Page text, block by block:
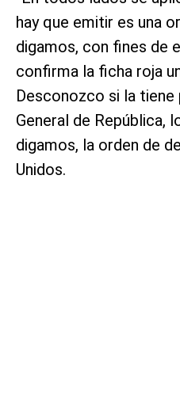
hay que emitir es una
digamos, con fines de
confirma la ficha roja
Desconozco si la
General de República,
digamos, la orden de
Unidos.